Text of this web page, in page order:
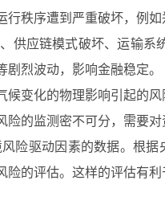
秩序遭到严重破坏，例
供应链模式破坏、运输
烈波动，影响金融稳定。
变化的物理影响引起的
的监测密不可分，需要
险驱动因素的数据。根
的评估。这样的评估有